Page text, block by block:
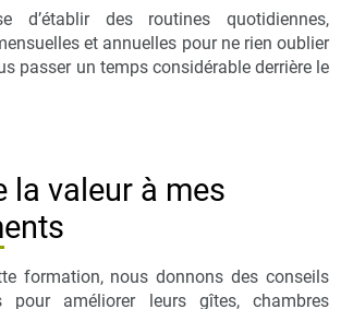
d’établir des routines quotidiennes,
et annuelles pour ne rien oublier
passer un temps considérable derrière le
la valeur à mes
formation, nous donnons des conseils
pour améliorer leurs gîtes, chambres